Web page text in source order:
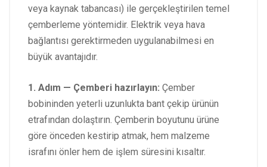
veya kaynak tabancası) ile gerçekleştirilen temel
çemberleme yöntemidir. Elektrik veya hava
bağlantısı gerektirmeden uygulanabilmesi en
büyük avantajıdır.
1. Adım — Çemberi hazırlayın: Çember
bobininden yeterli uzunlukta bant çekip ürünün
etrafından dolaştırın. Çemberin boyutunu ürüne
göre önceden kestirip atmak, hem malzeme
israfını önler hem de işlem süresini kısaltır.